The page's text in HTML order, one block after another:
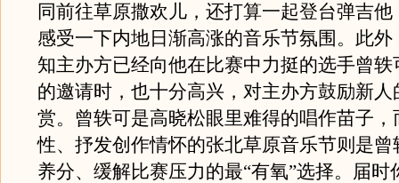
同前往草原撒欢儿，还打算一起登台弹吉
感受一下内地日渐高涨的音乐节氛围。此外
知主办方已经向他在比赛中力挺的选手曾轶
的邀请时，也十分高兴，对主办方鼓励新人
赏。曾轶可是高晓松眼里难得的唱作苗子，
性、抒发创作情怀的张北草原音乐节则是曾
养分、缓解比赛压力的最“有氧”选择。届时